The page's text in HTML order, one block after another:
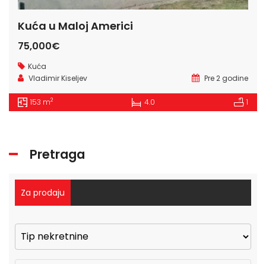
Kuća u Maloj Americi
75,000€
Kuća
Vladimir Kiseljev
Pre 2 godine
153 m2 4.0 1
Pretraga
Za prodaju